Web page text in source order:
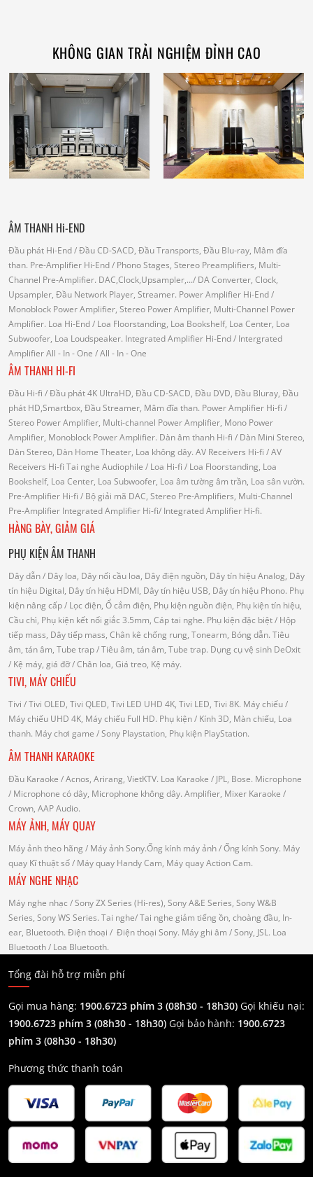
KHÔNG GIAN TRẢI NGHIỆM ĐỈNH CAO
ÂM THANH Hi-END
Đầu phát Hi-End/ Đầu CD-SACD, Đầu Transports, Đầu Blu-ray, Mâm đĩa
than. Pre-Amplifier Hi-End/ Phono Stages, Stereo Preamplifiers, Multi-
Channel Pre-Amplifier. DAC,Clock,Upsampler,.../ DA Converter, Clock,
Upsampler, Đầu Network Player, Streamer. Power Amplifier Hi-End/
Monoblock Power Amplifier, Stereo Power Amplifier, Multi-Channel Power
Amplifier. Loa Hi-End/ Loa Floorstanding, Loa Bookshelf, Loa Center, Loa
Subwoofer, Loa Loudspeaker. Integrated Amplifier Hi-End/ Intergrated
AmplifierAll - In - One / All - In - One
ÂM THANH HI-FI
Đầu Hi-fi / Đầu phát 4K UltraHD, Đầu CD-SACD, Đầu DVD, Đầu Bluray, Đầu
phát HD,Smartbox, Đầu Streamer, Mâm đĩa than. Power Amplifier Hi-fi /
Stereo Power Amplifier, Multi-channel Power Amplifier, Mono Power
Amplifier, Monoblock Power Amplifier. Dàn âm thanh Hi-fi / Dàn Mini Stereo,
Dàn Stereo, Dàn Home Theater, Loa không dây. AV Receivers Hi-fi / AV
Receivers Hi-fi Tai nghe Audiophile / Loa Hi-fi / Loa Floorstanding, Loa
Bookshelf, Loa Center, Loa Subwoofer, Loa âm tường âm trần, Loa sân vườn.
Pre-Amplifier Hi-fi / Bộ giải mã DAC, Stereo Pre-Amplifiers, Multi-Channel
Pre-Amplifier Integrated Amplifier Hi-fi/ Integrated Amplifier Hi-fi.
HÀNG BÀY, GIẢM GIÁ
PHỤ KIỆN ÂM THANH
Dây dẫn/ Dây loa, Dây nối cầu loa, Dây điện nguồn, Dây tín hiệu Analog, Dây
tín hiệu Digital, Dây tín hiệu HDMI, Dây tín hiệu USB, Dây tín hiệu Phono. Phụ
kiện nâng cấp/ Lọc điện, Ổ cắm điện, Phụ kiện nguồn điện, Phụ kiện tín hiệu,
Cầu chì, Phụ kiện kết nối giắc 3.5mm, Cáp tai nghe. Phụ kiện đặc biệt/ Hộp
tiếp mass, Dây tiếp mass, Chân kê chống rung, Tonearm, Bóng dẫn. Tiêu
âm, tán âm, Tube trap/ Tiêu âm, tán âm, Tube trap. Dụng cụ vệ sinh DeOxit
/ Kệ máy, giá đỡ/ Chân loa, Giá treo, Kệ máy.
TIVI, MÁY CHIẾU
Tivi / Tivi OLED, Tivi QLED, Tivi LED UHD 4K, Tivi LED, Tivi 8K. Máy chiếu/
Máy chiếu UHD 4K, Máy chiếu Full HD. Phụ kiện/ Kính 3D, Màn chiếu, Loa
thanh. Máy chơi game / Sony Playstation, Phụ kiện PlayStation.
ÂM THANH KARAOKE
Đầu Karaoke / Acnos, Arirang, VietKTV. Loa Karaoke / JPL, Bose. Microphone
/ Microphone có dây, Microphone không dây. Amplifier, Mixer Karaoke /
Crown, AAP Audio.
MÁY ẢNH, MÁY QUAY
Máy ảnh theo hãng / Máy ảnh Sony.Ống kính máy ảnh / Ống kính Sony. Máy
quay Kĩ thuật số/ Máy quay Handy Cam, Máy quay Action Cam.
MÁY NGHE NHẠC
Máy nghe nhạc / Sony ZX Series (Hi-res), Sony A&E Series, Sony W&B
Series, Sony WS Series. Tai nghe/ Tai nghe giảm tiếng ồn, choàng đầu, In-
ear, Bluetooth. Điện thoại / Điện thoại Sony. Máy ghi âm / Sony, JSL. Loa
Bluetooth/ Loa Bluetooth.
Tổng đài hỗ trợ miễn phí
Gọi mua hàng: 1900.6723 phím 3 (08h30 - 18h30) Gọi khiếu nại:
1900.6723 phím 3 (08h30 - 18h30) Gọi bảo hành: 1900.6723
phím 3 (08h30 - 18h30)
Phương thức thanh toán